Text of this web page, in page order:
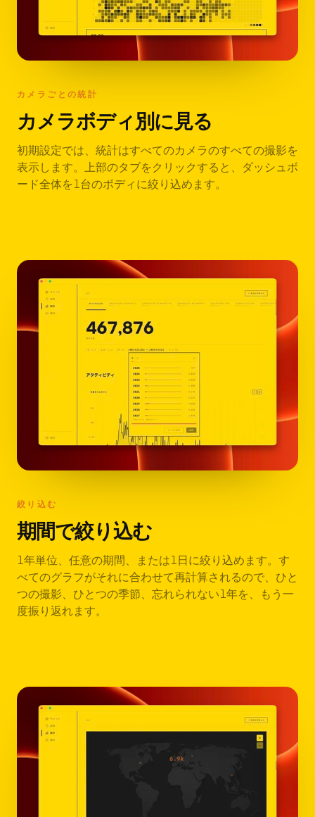
カメラごとの統計
カメラボディ別に見る
初期設定では、統計はすべてのカメラのすべての撮影を
表示します。上部のタブをクリックすると、ダッシュボ
ード全体を1台のボディに絞り込めます。
絞り込む
期間で絞り込む
1年単位、任意の期間、または1日に絞り込めます。す
べてのグラフがそれに合わせて再計算されるので、ひと
つの撮影、ひとつの季節、忘れられない1年を、もう一
度振り返れます。